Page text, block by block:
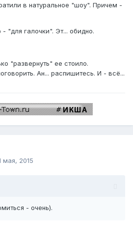
в натуральное "шоу". Причем -
"для галочки". Эт... обидно.
"развернуть" ее стоило.
Ан... распишитесь. И - всё...
мая, 2015
- очень).